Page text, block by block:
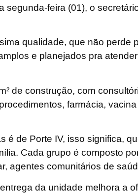
segunda-feira (01), o
qualidade, que não perde
e planejados pra
de construção, com
farmácia,
é de Porte IV, isso significa,
Cada grupo é composto
agentes comunitários de
da unidade melhora a